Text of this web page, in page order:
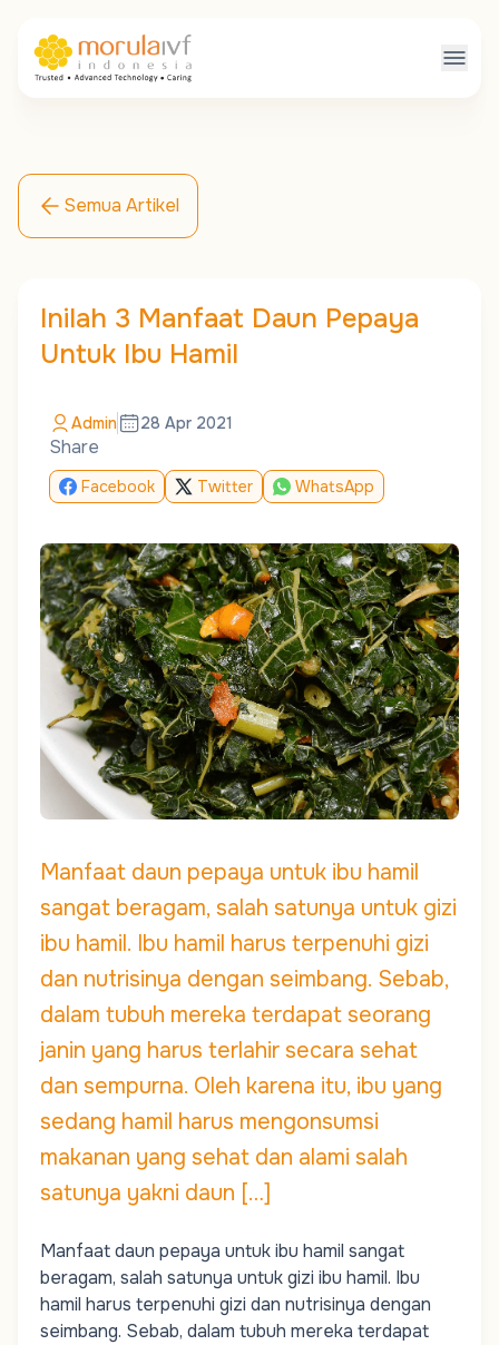
Semua Artikel
Inilah 3 Manfaat Daun Pepaya
Untuk Ibu Hamil
Admin 28 Apr 2021
Share
Facebook Twitter WhatsApp
Manfaat daun pepaya untuk ibu hamil
sangat beragam, salah satunya untuk gizi
ibu hamil. Ibu hamil harus terpenuhi gizi
dan nutrisinya dengan seimbang. Sebab,
dalam tubuh mereka terdapat seorang
janin yang harus terlahir secara sehat
dan sempurna. Oleh karena itu, ibu yang
sedang hamil harus mengonsumsi
makanan yang sehat dan alami salah
satunya yakni daun […]
Manfaat daun pepaya untuk ibu hamil sangat
beragam, salah satunya untukgizi ibu hamil. Ibu
hamil harus terpenuhi gizi dan nutrisinya dengan
seimbang. Sebab, dalam tubuh mereka terdapat